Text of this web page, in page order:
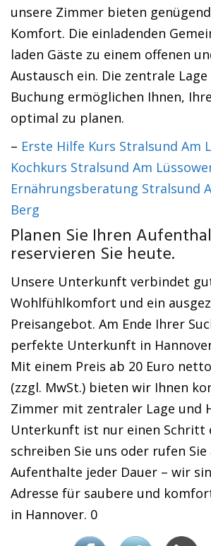
unsere Zimmer bieten
Komfort. Die einladenden
laden Gäste zu einem offenen
Austausch ein. Die zentrale
Buchung ermöglichen Ihnen,
optimal zu planen.
– Erste Hilfe Kurs Stralsund Am
Kochkurs Stralsund Am
Ernährungsberatung Stralsund
Berg
Planen Sie Ihren
reservieren Sie heute.
Unsere Unterkunft verbindet
Wohlfühlkomfort und ein
Preisangebot. Am Ende Ihrer
perfekte Unterkunft in
Mit einem Preis ab 20 Euro
(zzgl. MwSt.) bieten wir Ihnen
Zimmer mit zentraler Lage und
Unterkunft ist nur einen Schritt
schreiben Sie uns oder rufen Sie
Aufenthalte jeder Dauer – wir
Adresse für saubere und
in Hannover. 0